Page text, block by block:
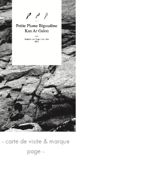
- carte de visite & marque
page -